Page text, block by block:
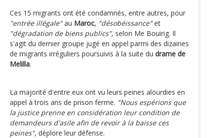
Ces 15 migrants ont été condamnés, entre autres, pour
"entrée illégale"au Maroc, "désobéissance"et
"dégradation de biens publics", selon Me Bouirig. Il
s'agit du dernier groupe jugé en appel parmi des dizaines
de migrants irréguliers poursuivis à la suite du drame de
Melilla.
La majorité d'entre eux ont vu leurs peines alourdies en
appel à trois ans de prison ferme. "Nous espérions que
la justice prenne en considération leur condition de
demandeurs d'asile afin de revoir à la baisse ces
peines", déplore leur défense.